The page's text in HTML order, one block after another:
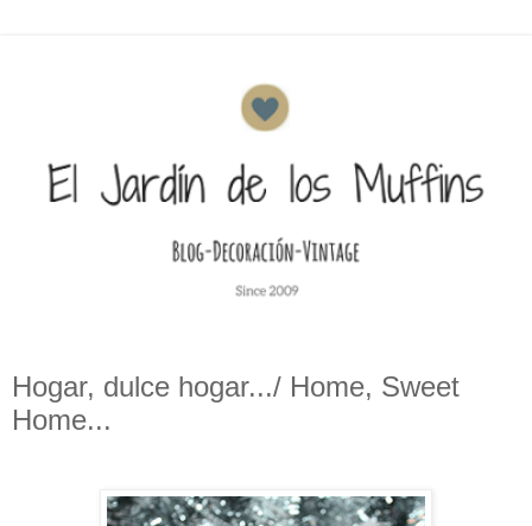
Hogar, dulce hogar.../ Home, Sweet
Home...